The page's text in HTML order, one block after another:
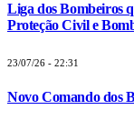
Liga dos Bombeiros
Proteção Civil e
23/07/26 - 22:31
Novo Comando dos